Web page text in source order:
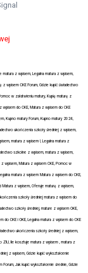
matura z wpisem, Legalna matura z wpisem,
z wpisem CKE Forum, Gdzie kupić świadectwo
w załatwieniu matury, Kupię maturę z
wpisem do CKE, Matura z wpisem do CKE
Kupno matury Forum, Kupno matury 2024,
ukończenia szkoły średniej z wpisem,
matura z wpisem !, Legalna matura z
szkolne z wpisem, matura z wpisem,
wpisem, Matura z wpisem CKE, Pomoc w
matura z wpisem Matura z wpisem do CKE,
Matura z wpisem, Oferuje maturę z wpisem,
szkoły średniej matura z wpisem do
szkoły średniej, mature z wpisem OKE,
CKE i OKE, Legalna matura z wpisem do CKE
ukończenia szkoły średniej z wpisem,
ZIU, Ile kosztuje matura z wpisem , matura z
z wpisem, Gdzie kupić wykształcenie
Jak kupić wykształcenie średnie, Gdzie